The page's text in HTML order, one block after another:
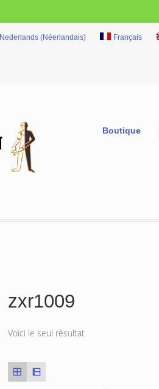
Nederlands(Néerlandais) Français
Boutique
zxr1009
Voici le seul résultat